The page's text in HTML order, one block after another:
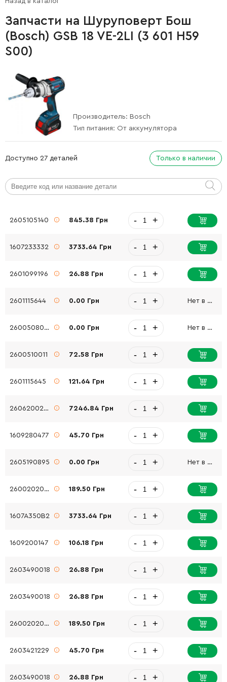
Запчасти на Шуруповерт Бош
(Bosch) GSB 18 VE-2LI (3 601 H59
S00)
Производитель: Bosch
Тип питания: От аккумулятора
Доступно 27 деталей Только в наличии
2605105140 845.38 Грн - +
1607233332 3733.64 Грн - +
2601099196 26.88 Грн - +
2601115644 0.00 Грн - + Нет в наличии
2600508066 0.00 Грн - + Нет в наличии
2600510011 72.58 Грн - +
2601115645 121.64 Грн - +
2606200255 7246.84 Грн - +
1609280477 45.70 Грн - +
2605190895 0.00 Грн - + Нет в наличии
2600202067 189.50 Грн - +
1607A350B2 3733.64 Грн - +
1609200147 106.18 Грн - +
2603490018 26.88 Грн - +
2603490018 26.88 Грн - +
2600202067 189.50 Грн - +
2603421229 45.70 Грн - +
2603490018 26.88 Грн - +